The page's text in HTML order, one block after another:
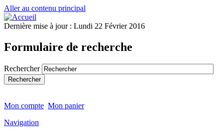
Aller au contenu principal
Dernière mise à jour : Lundi 22 Février 2016
Formulaire de recherche
Rechercher
Mon compte Mon panier
Navigation